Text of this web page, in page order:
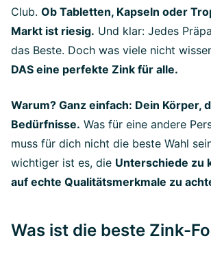
Club. Ob Tabletten, Kapseln oder
Markt ist riesig. Und klar: Jedes
das Beste. Doch was viele nicht
DAS eine perfekte Zink für alle.
Warum? Ganz einfach: Dein Körper,
Bedürfnisse. Was für eine andere
muss für dich nicht die beste Wahl
wichtiger ist es, die Unterschiede zu
auf echte Qualitätsmerkmale zu
Was ist die beste Zink-